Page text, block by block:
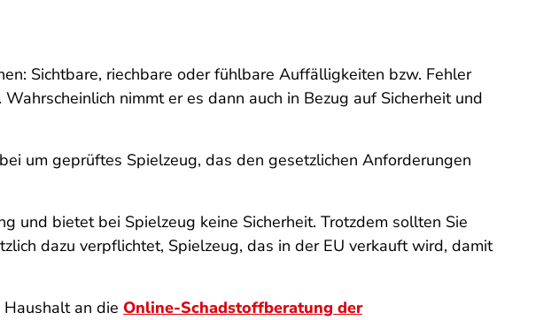
Sichtbare, riechbare oder fühlbare Auffälligkeiten bzw. Fehler
nimmt er es dann auch in Bezug auf Sicherheit und
um geprüftes Spielzeug, das den gesetzlichen Anforderungen
und bietet bei Spielzeug keine Sicherheit. Trotzdem sollten Sie
dazu verpflichtet, Spielzeug, das in der EU verkauft wird, damit
an die Online-Schadstoffberatung der